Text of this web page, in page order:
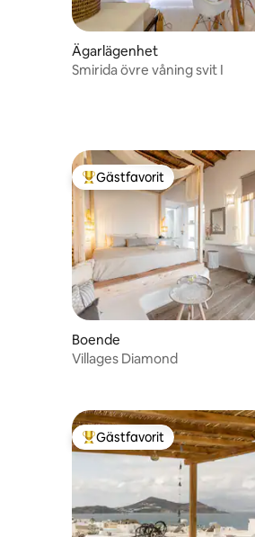
Ägarlägenhet
Smirida övre våning svit I
Populär gästfavorit
Gästfavorit
Boende
Villages Diamond
Populär gästfavorit
Gästfavorit